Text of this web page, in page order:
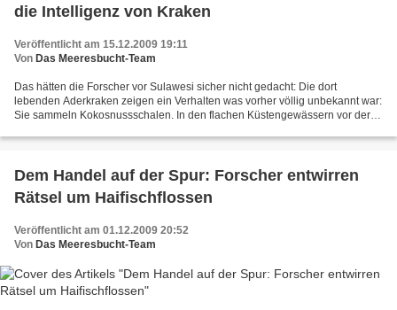
die Intelligenz von Kraken
Veröffentlicht am 15.12.2009 19:11
Von Das Meeresbucht-Team
Das hätten die Forscher vor Sulawesi sicher nicht gedacht: Die dort
lebenden Aderkraken zeigen ein Verhalten was vorher völlig unbekannt war:
Sie sammeln Kokosnussschalen. In den flachen Küstengewässern vor der
Dem Handel auf der Spur: Forscher entwirren
Rätsel um Haifischflossen
Veröffentlicht am 01.12.2009 20:52
Von Das Meeresbucht-Team